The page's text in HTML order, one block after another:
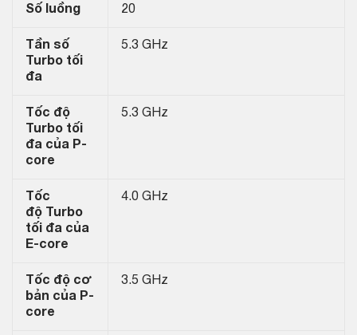
Số luồng 20
Tần số
Turbo tối
đa
5.3 GHz
Tốc độ
Turbo tối
đa của P-
core
5.3 GHz
Tốc
độ Turbo
tối đa của
E-core
4.0 GHz
Tốc độ cơ
bản của P-
core
3.5 GHz